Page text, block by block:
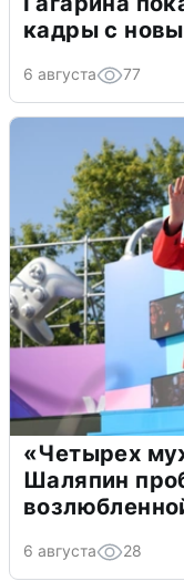
кадры с
6 августа 77
«Четырех
Шаляпин
6 августа 28